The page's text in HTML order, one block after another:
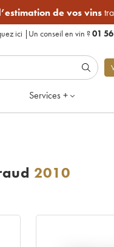
de vos vins
ici | Un conseil en vin ?01
Services +
2010